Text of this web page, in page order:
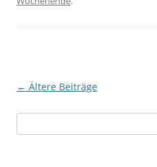
Beitragsnavigation
← Ältere Beiträge
nach: